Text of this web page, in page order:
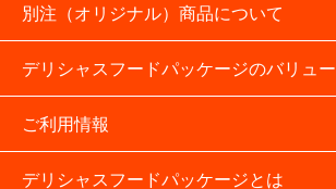
別注（オリジナル）商品について
デリシャスフードパッケージのバリュー
ご利用情報
デリシャスフードパッケージとは